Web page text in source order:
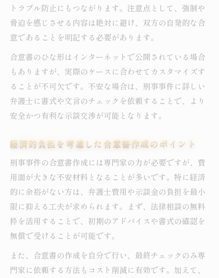
トラブル防止にもつながります。注意点として、強制や
脅迫を感じさせる内容は絶対に避け、双方の自発的な合
意であることを明記する必要があります。
合意書のひな形はインターネットで公開されている場合
もありますが、実際のケースに合わせてカスタマイズす
ることが不可欠です。不安な場合は、刑事事件に詳しい
弁護士に書式や文言のチェックを依頼することで、より
安全かつ有利な示談交渉が可能となります。
経済的負担を考慮した合意書作成のポイント
刑事事件の合意書作成には専門家の力が必要ですが、費
用面が大きな不安材料となることが多いです。特に経済
的に余裕がない方は、弁護士費用や示談金の負担を最小
限に抑える工夫が求められます。まず、法律相談の無料
枠を活用することで、初期のアドバイスや書式の確認を
無償で受けることが可能です。
また、合意書の作成を自分で行い、最終チェックのみ専
門家に依頼する方法もコスト削減に有効です。加えて、